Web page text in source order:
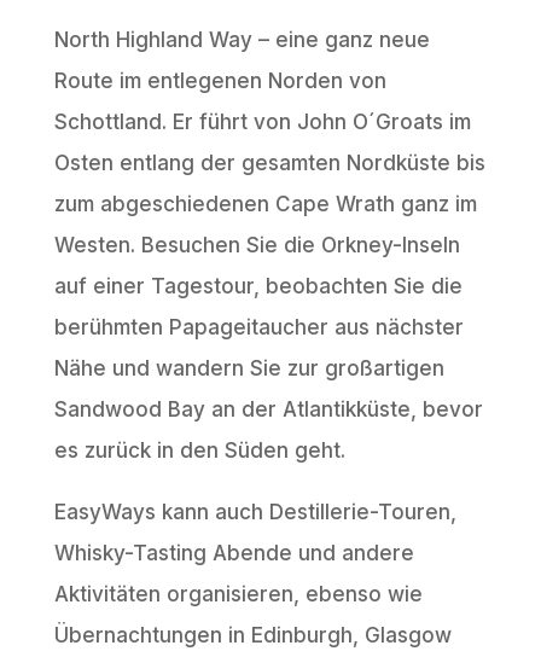
North Highland Way – eine ganz neue
Route im entlegenen Norden von
Schottland. Er führt von John O´Groats im
Osten entlang der gesamten Nordküste bis
zum abgeschiedenen Cape Wrath ganz im
Westen. Besuchen Sie die Orkney-Inseln
auf einer Tagestour, beobachten Sie die
berühmten Papageitaucher aus nächster
Nähe und wandern Sie zur großartigen
Sandwood Bay an der Atlantikküste, bevor
es zurück in den Süden geht.
EasyWays kann auch Destillerie-Touren,
Whisky-Tasting Abende und andere
Aktivitäten organisieren, ebenso wie
Übernachtungen in Edinburgh, Glasgow